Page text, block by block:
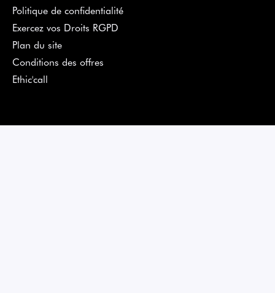
Politique de confidentialité
Exercez vos Droits RGPD
Plan du site
Conditions des offres
Ethic'call